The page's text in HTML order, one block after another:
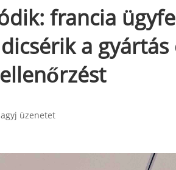
francia
a gyártás
üzenetet